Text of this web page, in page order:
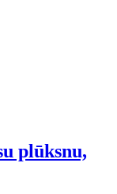
plūksnu,